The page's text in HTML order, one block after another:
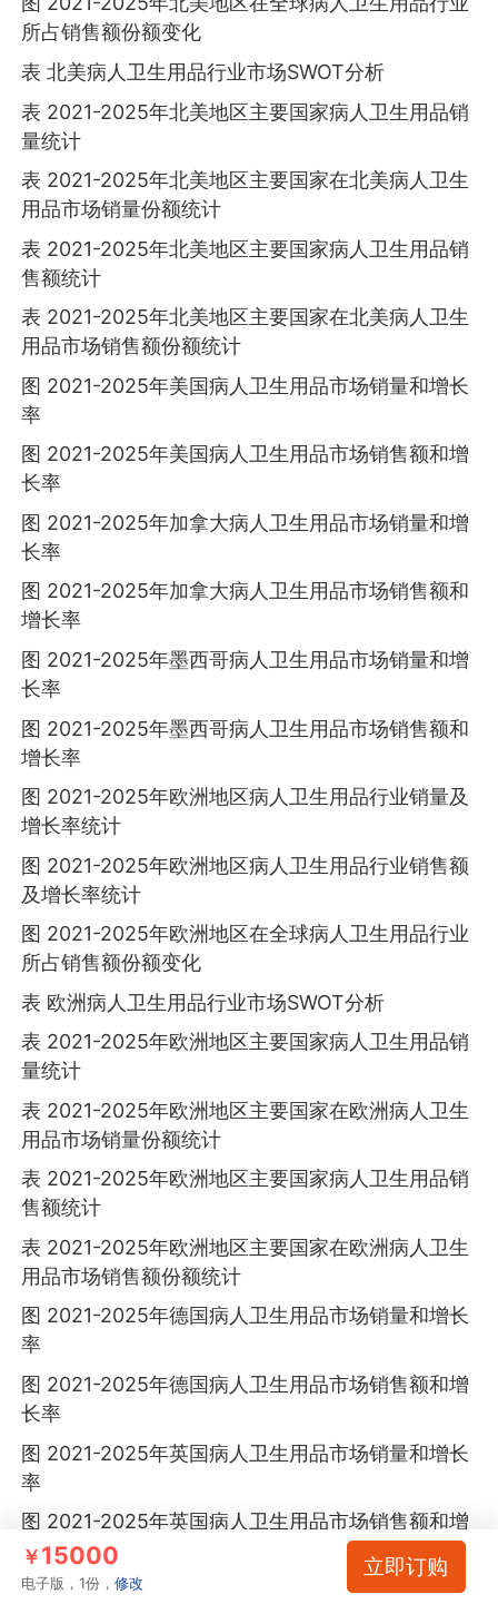
所占销售额份额变化
表 北美病人卫生用品行业市场SWOT分析
表 2021-2025年北美地区主要国家病人卫生用品销
量统计
表 2021-2025年北美地区主要国家在北美病人卫生
用品市场销量份额统计
表 2021-2025年北美地区主要国家病人卫生用品销
售额统计
表 2021-2025年北美地区主要国家在北美病人卫生
用品市场销售额份额统计
图 2021-2025年美国病人卫生用品市场销量和增长
率
图 2021-2025年美国病人卫生用品市场销售额和增
长率
图 2021-2025年加拿大病人卫生用品市场销量和增
长率
图 2021-2025年加拿大病人卫生用品市场销售额和
增长率
图 2021-2025年墨西哥病人卫生用品市场销量和增
长率
图 2021-2025年墨西哥病人卫生用品市场销售额和
增长率
图 2021-2025年欧洲地区病人卫生用品行业销量及
增长率统计
图 2021-2025年欧洲地区病人卫生用品行业销售额
及增长率统计
图 2021-2025年欧洲地区在全球病人卫生用品行业
所占销售额份额变化
表 欧洲病人卫生用品行业市场SWOT分析
表 2021-2025年欧洲地区主要国家病人卫生用品销
量统计
表 2021-2025年欧洲地区主要国家在欧洲病人卫生
用品市场销量份额统计
表 2021-2025年欧洲地区主要国家病人卫生用品销
售额统计
表 2021-2025年欧洲地区主要国家在欧洲病人卫生
用品市场销售额份额统计
图 2021-2025年德国病人卫生用品市场销量和增长
率
图 2021-2025年德国病人卫生用品市场销售额和增
长率
图 2021-2025年英国病人卫生用品市场销量和增长
率
图 2021-2025年英国病人卫生用品市场销售额和增
长率
图 2021-2025年法国病人卫生用品市场销量和增长
￥15000
电子版，1份，修改
立即订购